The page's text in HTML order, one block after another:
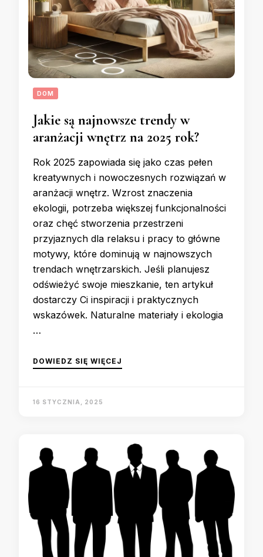
DOM
Jakie są najnowsze trendy w
aranżacji wnętrz na 2025 rok?
Rok 2025 zapowiada się jako czas pełen
kreatywnych i nowoczesnych rozwiązań w
aranżacji wnętrz. Wzrost znaczenia
ekologii, potrzeba większej funkcjonalności
oraz chęć stworzenia przestrzeni
przyjaznych dla relaksu i pracy to główne
motywy, które dominują w najnowszych
trendach wnętrzarskich. Jeśli planujesz
odświeżyć swoje mieszkanie, ten artykuł
dostarczy Ci inspiracji i praktycznych
wskazówek. Naturalne materiały i ekologia
…
DOWIEDZ SIĘ WIĘCEJ
16 STYCZNIA, 2025